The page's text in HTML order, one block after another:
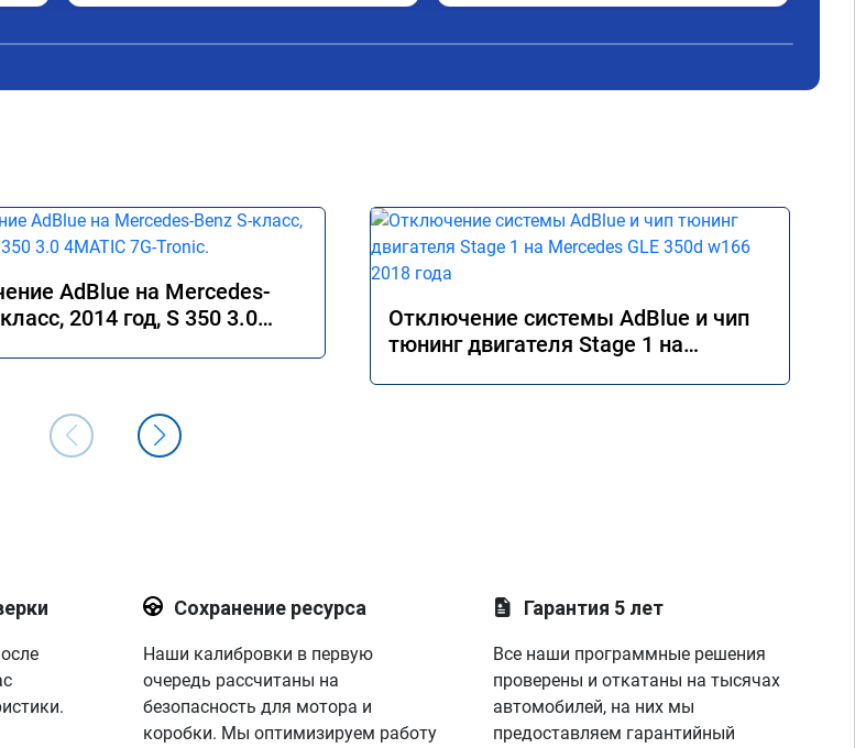
AdBlue на Mercedes-
2014 год, S 350 3.0
Отключение системы AdBlue и чип
тюнинг двигателя Stage 1 на
Сохранение ресурса
Наши калибровки в первую
очередь рассчитаны на
безопасность для мотора и
коробки. Мы оптимизируем работу
Гарантия 5 лет
Все наши программные решения
проверены и откатаны на тысячах
автомобилей, на них мы
предоставляем гарантийный